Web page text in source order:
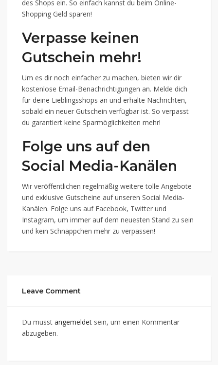
des Shops ein. So einfach kannst du beim Online-
Shopping Geld sparen!
Verpasse keinen
Gutschein mehr!
Um es dir noch einfacher zu machen, bieten wir dir
kostenlose Email-Benachrichtigungen an. Melde dich
für deine Lieblingsshops an und erhalte Nachrichten,
sobald ein neuer Gutschein verfügbar ist. So verpasst
du garantiert keine Sparmöglichkeiten mehr!
Folge uns auf den
Social Media-Kanälen
Wir veröffentlichen regelmäßig weitere tolle Angebote
und exklusive Gutscheine auf unseren Social Media-
Kanälen. Folge uns auf Facebook, Twitter und
Instagram, um immer auf dem neuesten Stand zu sein
und kein Schnäppchen mehr zu verpassen!
Leave Comment
Du musst angemeldet sein, um einen Kommentar
abzugeben.